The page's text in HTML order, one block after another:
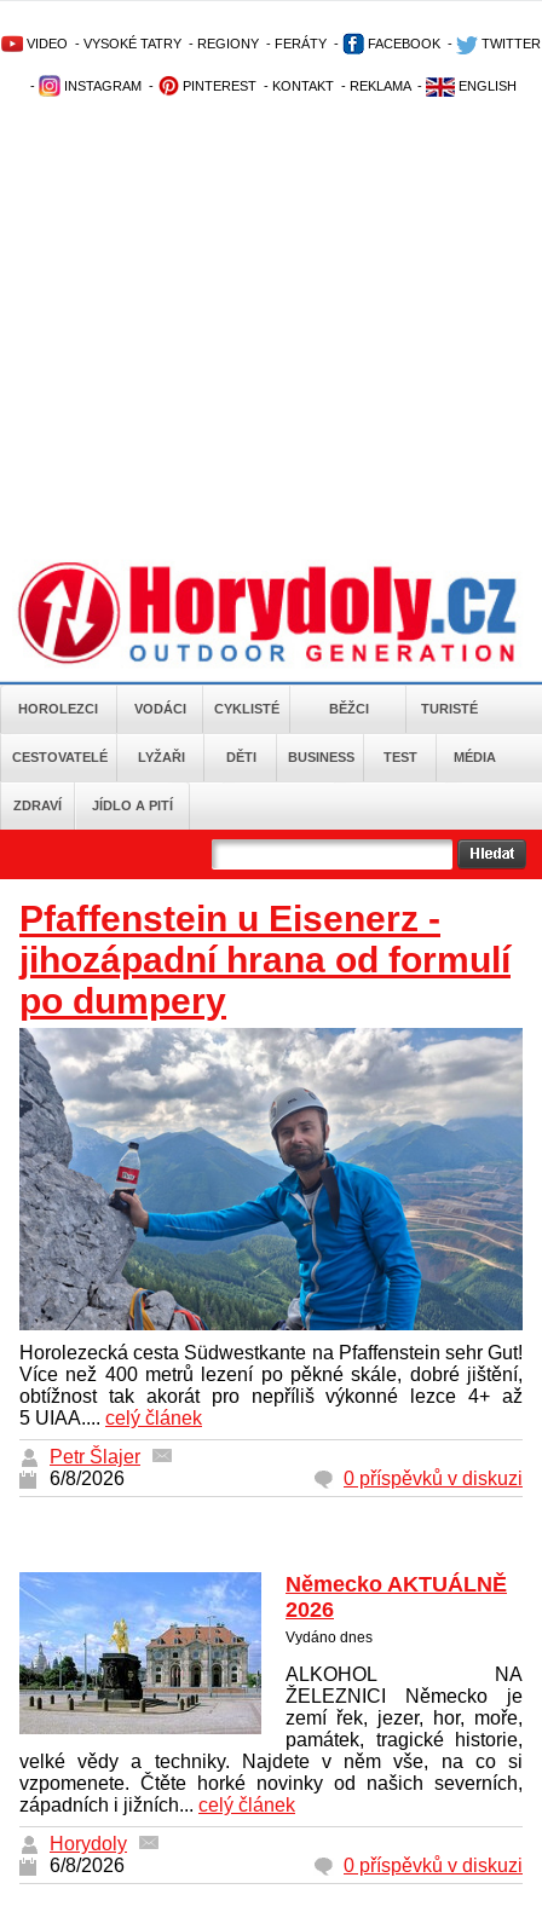
VIDEO - VYSOKÉ TATRY - REGIONY - FERÁTY - FACEBOOK - TWITTER
- INSTAGRAM - PINTEREST - KONTAKT - REKLAMA - ENGLISH
HOROLEZCI VODÁCI CYKLISTÉ BĚŽCI TURISTÉ
CESTOVATELÉ LYŽAŘI DĚTI BUSINESS TEST MÉDIA
ZDRAVÍ JÍDLO A PITÍ
Pfaffenstein u Eisenerz -
jihozápadní hrana od formulí
po dumpery
Horolezecká cesta Südwestkante na Pfaffenstein sehr Gut!
Více než 400 metrů lezení po pěkné skále, dobré jištění,
obtížnost tak akorát pro nepříliš výkonné lezce 4+ až
5 UIAA.... celý článek
Petr Šlajer
6/8/2026
0 příspěvků v diskuzi
Německo AKTUÁLNĚ
2026
Vydáno dnes
ALKOHOL NA
ŽELEZNICI Německo je
zemí řek, jezer, hor, moře,
památek, tragické historie,
velké vědy a techniky. Najdete v něm vše, na co si
vzpomenete. Čtěte horké novinky od našich severních,
západních i jižních... celý článek
Horydoly
6/8/2026
0 příspěvků v diskuzi